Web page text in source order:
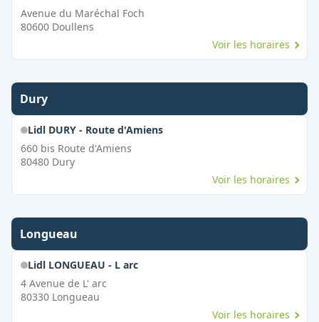
Avenue du Maréchal Foch
80600 Doullens
Voir les horaires
Dury
Lidl DURY - Route d'Amiens
660 bis Route d'Amiens
80480 Dury
Voir les horaires
Longueau
Lidl LONGUEAU - L arc
4 Avenue de L' arc
80330 Longueau
Voir les horaires